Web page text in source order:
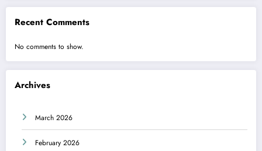
Recent Comments
No comments to show.
Archives
March 2026
February 2026